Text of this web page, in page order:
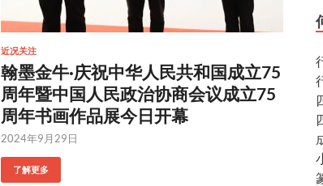
近况关注
翰墨金牛·庆祝中华人民共和国成立75
周年暨中国人民政治协商会议成立75
周年书画作品展今日开幕
2024年9月29日
了解更多